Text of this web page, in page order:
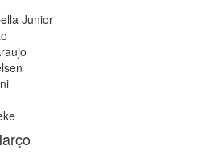
Junior